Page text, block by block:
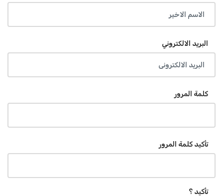
البريد الالكتروني
كلمة المرور
تأكيد كلمة المرور
تأكيد ؟